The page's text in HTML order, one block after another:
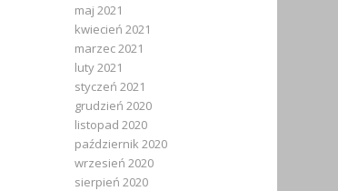
maj 2021
kwiecień 2021
marzec 2021
luty 2021
styczeń 2021
grudzień 2020
listopad 2020
październik 2020
wrzesień 2020
sierpień 2020